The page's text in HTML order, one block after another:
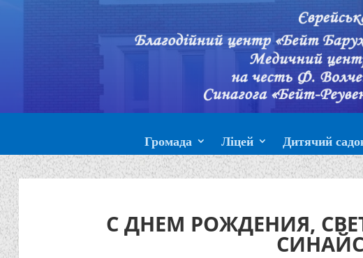
Громада Ліцей Дитячий
С ДНЕМ РОЖДЕНИЯ,